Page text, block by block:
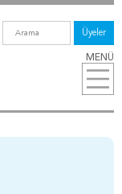
MENÜ
Üyeler